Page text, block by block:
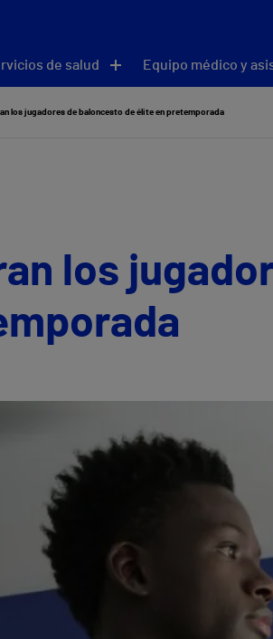
de salud Equipo médico y
los jugadores de baloncesto de élite en pretemporada
los